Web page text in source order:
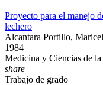
Proyecto para el manejo
lechero
Alcantara Portillo,
1984
Medicina y Ciencias de la
share
Trabajo de grado